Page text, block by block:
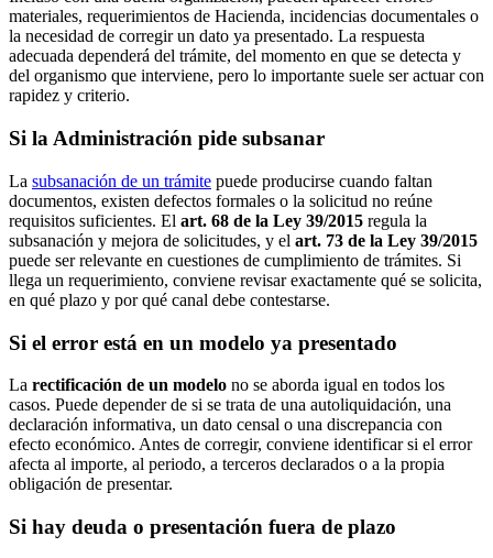
materiales, requerimientos de Hacienda, incidencias documentales o
la necesidad de corregir un dato ya presentado. La respuesta
adecuada dependerá del trámite, del momento en que se detecta y
del organismo que interviene, pero lo importante suele ser actuar con
rapidez y criterio.
Si la Administración pide subsanar
La subsanación de un trámite puede producirse cuando faltan
documentos, existen defectos formales o la solicitud no reúne
requisitos suficientes. El art. 68 de la Ley 39/2015 regula la
subsanación y mejora de solicitudes, y el art. 73 de la Ley 39/2015
puede ser relevante en cuestiones de cumplimiento de trámites. Si
llega un requerimiento, conviene revisar exactamente qué se solicita,
en qué plazo y por qué canal debe contestarse.
Si el error está en un modelo ya presentado
La rectificación de un modelo no se aborda igual en todos los
casos. Puede depender de si se trata de una autoliquidación, una
declaración informativa, un dato censal o una discrepancia con
efecto económico. Antes de corregir, conviene identificar si el error
afecta al importe, al periodo, a terceros declarados o a la propia
obligación de presentar.
Si hay deuda o presentación fuera de plazo